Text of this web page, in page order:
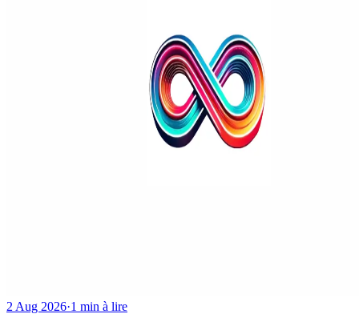
2 Aug 2026·1 min à lire